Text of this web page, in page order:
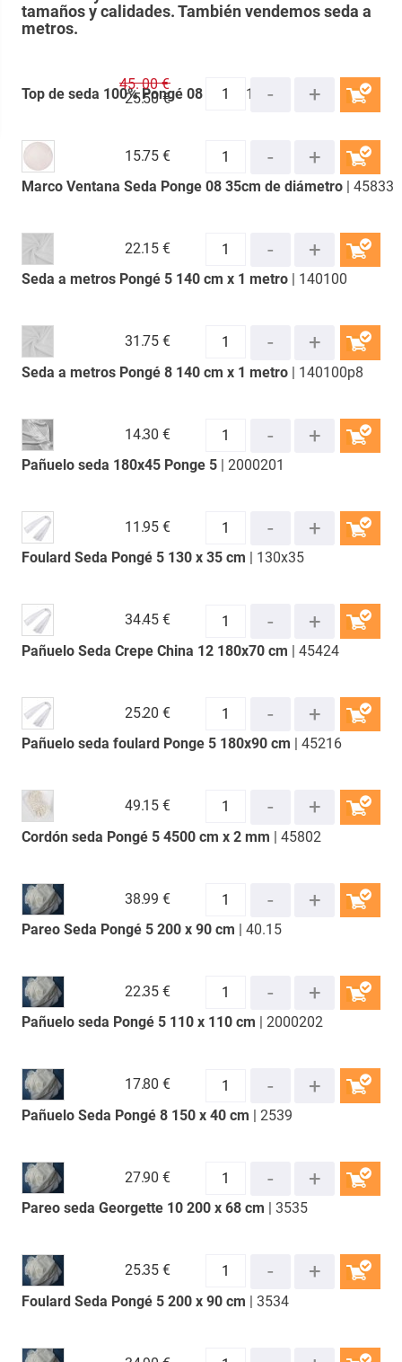
tamaños y calidades. También vendemos seda a
metros.
Top de seda 100% Pongé 08| 45711
45.00 €
25.50 €
Marco Ventana Seda Ponge 08 35cm de diámetro| 45833
15.75 €
COMPRAR
Seda a metros Pongé 5 140 cm x 1 metro| 140100
22.15 €
COMPRAR
Seda a metros Pongé 8 140 cm x 1 metro| 140100p8
31.75 €
COMPRAR
Pañuelo seda 180x45 Ponge 5| 2000201
14.30 €
Foulard Seda Pongé 5 130 x 35 cm | 130x35
11.95 €
Pañuelo Seda Crepe China 12 180x70 cm | 45424
34.45 €
Pañuelo seda foulard Ponge 5 180x90 cm | 45216
25.20 €
COMPRAR
Cordón seda Pongé 5 4500 cm x 2 mm | 45802
49.15 €
Pareo Seda Pongé 5 200 x 90 cm | 40.15
38.99 €
Pañuelo seda Pongé 5 110 x 110 cm | 2000202
22.35 €
Pañuelo Seda Pongé 8 150 x 40 cm | 2539
17.80 €
Pareo seda Georgette 10 200 x 68 cm | 3535
27.90 €
Foulard Seda Pongé 5 200 x 90 cm | 3534
25.35 €